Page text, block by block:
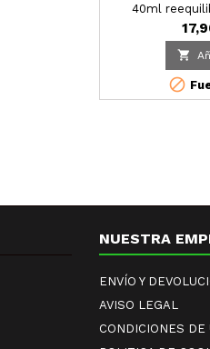
40ml


NUESTRA
ENVÍO Y
AVISO LEGAL
CONDICIONES DE